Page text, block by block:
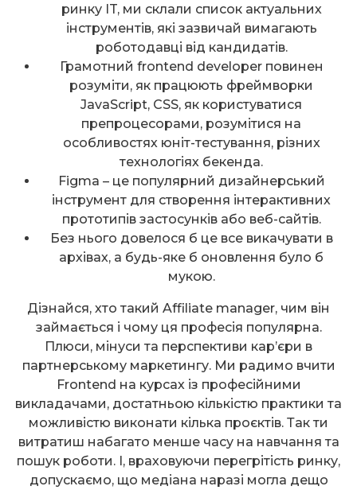
ринку IT, ми склали список актуальних
інструментів, які зазвичай вимагають
роботодавці від кандидатів.
Грамотний frontend developer повинен
розуміти, як працюють фреймворки
JavaScript, CSS, як користуватися
препроцесорами, розумітися на
особливостях юніт-тестування, різних
технологіях бекенда.
Figma – це популярний дизайнерський
інструмент для створення інтерактивних
прототипів застосунків або веб-сайтів.
Без нього довелося б це все викачувати в
архівах, а будь-яке б оновлення було б
мукою.
Дізнайся, хто такий Affiliate manager, чим він
займається і чому ця професія популярна.
Плюси, мінуси та перспективи кар’єри в
партнерському маркетингу. Ми радимо вчити
Frontend на курсах із професійними
викладачами, достатньою кількістю практики та
можливістю виконати кілька проєктів. Так ти
витратиш набагато менше часу на навчання та
пошук роботи. І, враховуючи перегрітість ринку,
допускаємо, що медіана наразі могла дещо